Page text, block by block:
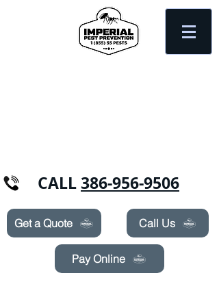
CALL386-956-9506
Get a Quote Call Us
Pay Online